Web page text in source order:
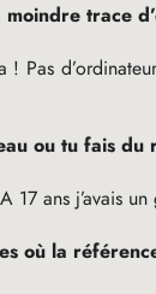
moindre trace
! Pas
ou tu fais du
17 ans j’avais
où la